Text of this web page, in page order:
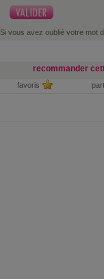
Si vous avez oublié votre mot
recommander
favoris